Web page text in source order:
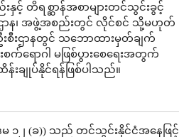
င့် တိရစ္ဆာန်အစာများတင်သွင်းခွင့်
ာန၊ အဖွဲ့အစည်းတွင် လိုင်စင် သို့မဟုတ်
စီးဌာနတွင် သဘောထားမှတ်ချက်
က်ရောဂါ မဖြစ်ပွားစေရေးအတွက်
ချုပ်နိုင်ရန်ဖြစ်ပါသည်။
မ ၁၂ (ခ)) သည် တင်သွင်းနိုင်ငံအနေဖြင့်